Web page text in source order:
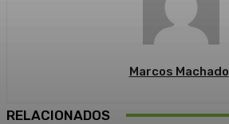
Marcos Machado
RELACIONADOS